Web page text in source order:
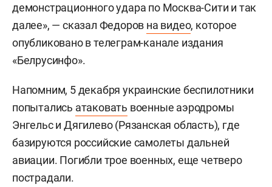
демонстрационного удара по Москва-Сити и так
далее», — сказал Федоров на видео, которое
опубликовано в телеграм-канале издания
«Белрусинфо».
Напомним, 5 декабря украинские беспилотники
попытались атаковать военные аэродромы
Энгельс и Дягилево (Рязанская область), где
базируются российские самолеты дальней
авиации. Погибли трое военных, еще четверо
пострадали.